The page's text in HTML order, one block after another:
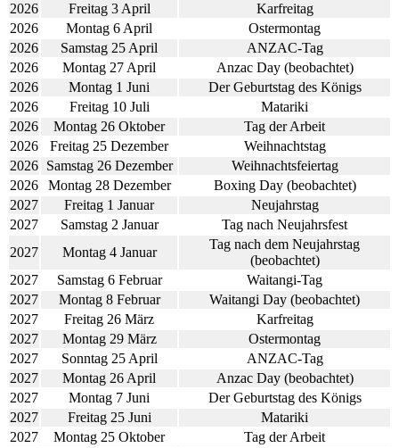
2026
Freitag 3 April
Karfreitag
2026
Montag 6 April
Ostermontag
2026
Samstag 25 April
ANZAC-Tag
2026
Montag 27 April
Anzac Day (beobachtet)
2026
Montag 1 Juni
Der Geburtstag des Königs
2026
Freitag 10 Juli
Matariki
2026
Montag 26 Oktober
Tag der Arbeit
2026
Freitag 25 Dezember
Weihnachtstag
2026 Samstag 26 Dezember
Weihnachtsfeiertag
2026
Montag 28 Dezember
Boxing Day (beobachtet)
2027
Freitag 1 Januar
Neujahrstag
2027
Samstag 2 Januar
Tag nach Neujahrsfest
2027
Montag 4 Januar
Tag nach dem Neujahrstag
(beobachtet)
2027
Samstag 6 Februar
Waitangi-Tag
2027
Montag 8 Februar
Waitangi Day (beobachtet)
2027
Freitag 26 März
Karfreitag
2027
Montag 29 März
Ostermontag
2027
Sonntag 25 April
ANZAC-Tag
2027
Montag 26 April
Anzac Day (beobachtet)
2027
Montag 7 Juni
Der Geburtstag des Königs
2027
Freitag 25 Juni
Matariki
2027
Montag 25 Oktober
Tag der Arbeit